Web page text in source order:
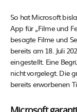
So hat Microsoft
App für „Filme und
besagte Filme und
bereits am 18. Juli
eingestellt. Eine
nicht vorgelegt. Die
bereits erworbenen